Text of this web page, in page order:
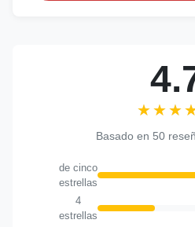
Basado en 50
de cinco
estrellas
4
estrellas